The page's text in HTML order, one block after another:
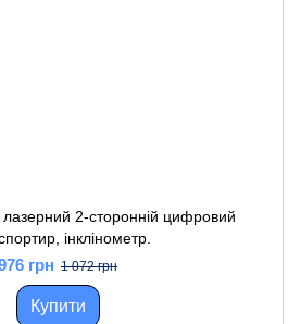
лазерний 2-сторонній цифровий
інклінометр.
грн 1 072 грн
Купити